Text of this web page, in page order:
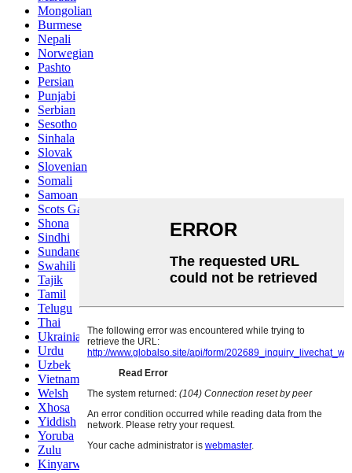
Mongolian
Burmese
Nepali
Norwegian
Pashto
Persian
Punjabi
Serbian
Sesotho
Sinhala
Slovak
Slovenian
Somali
Samoan
Scots Gaelic
Shona
Sindhi
Sundanese
Swahili
Tajik
Tamil
Telugu
Thai
Ukrainian
Urdu
Uzbek
Vietnamese
Welsh
Xhosa
Yiddish
Yoruba
Zulu
Kinyarwanda